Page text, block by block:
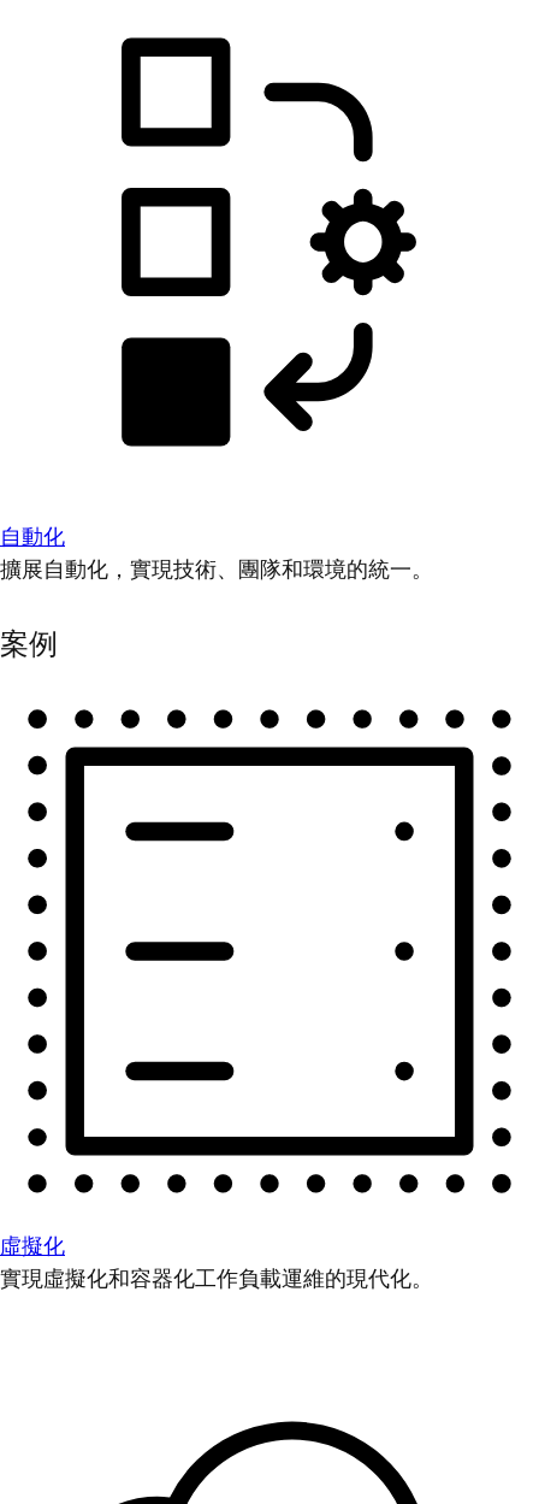
自動化
擴展自動化，實現技術、團隊和環境的統一。
案例
虛擬化
實現虛擬化和容器化工作負載運維的現代化。